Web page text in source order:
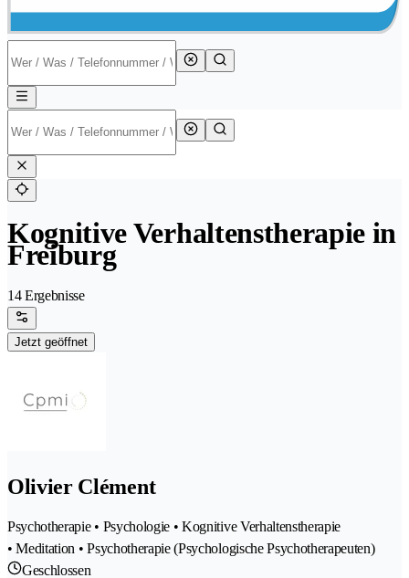
Kognitive Verhaltenstherapie in
Freiburg
14 Ergebnisse
Jetzt geöffnet
Olivier Clément
Psychotherapie • Psychologie • Kognitive Verhaltenstherapie
• Meditation • Psychotherapie (Psychologische Psychotherapeuten)
Geschlossen